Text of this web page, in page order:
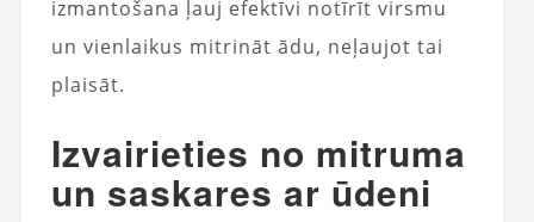
izmantošana ļauj efektīvi notīrīt virsmu
un vienlaikus mitrināt ādu, neļaujot tai
plaisāt.
Izvairieties no mitruma
un saskares ar ūdeni